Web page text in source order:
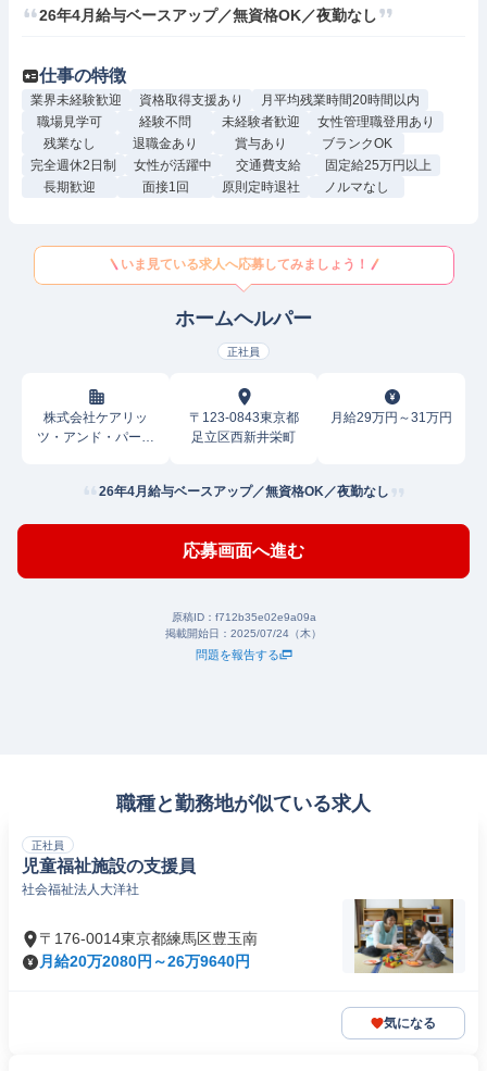
26年4月給与ベースアップ／無資格OK／夜勤なし
仕事の特徴
業界未経験歓迎 資格取得支援あり
月平均残業時間20時間以内
職場見学可
経験不問 未経験者歓迎
女性管理職登用あり
残業なし
退職金あり 賞与あり
ブランクOK
完全週休2日制
女性が活躍中 交通費支給
固定給25万円以上
長期歓迎
面接1回 原則定時退社 ノルマなし
いま見ている求人へ応募してみましょう！
ホームヘルパー
正社員
株式会社ケアリッ
ツ・アンド・パート
〒123-0843東京都
足立区西新井栄町
月給29万円～31万円
26年4月給与ベースアップ／無資格OK／夜勤なし
応募画面へ進む
原稿ID： f712b35e02e9a09a
掲載開始日： 2025/07/24（木）
問題を報告する
職種と勤務地が似ている求人
正社員
児童福祉施設の支援員
社会福祉法人大洋社
〒176-0014東京都練馬区豊玉南
月給20万2080円～26万9640円
気になる